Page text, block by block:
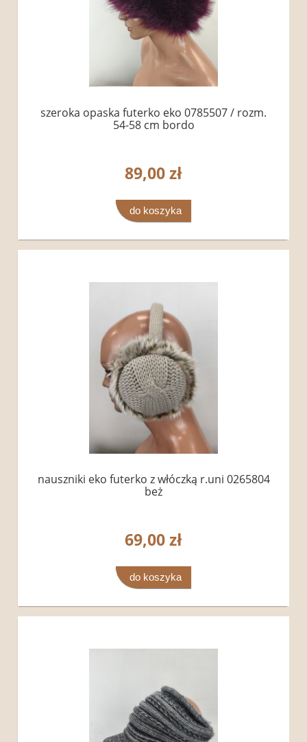
szeroka opaska futerko eko 0785507 / rozm.
54-58 cm bordo
89,00 zł
do koszyka
nauszniki eko futerko z włóczką r.uni 0265804
beż
69,00 zł
do koszyka